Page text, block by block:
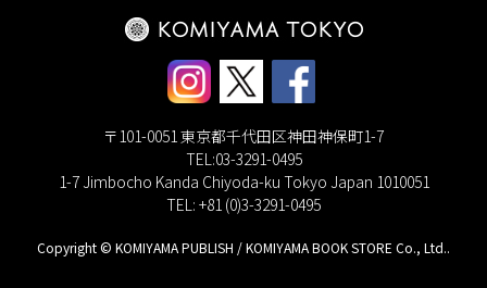
〒101-0051 東京都千代田区神田神保町1-7
TEL:03-3291-0495
1-7 Jimbocho Kanda Chiyoda-ku Tokyo Japan 1010051
TEL: +81 (0)3-3291-0495
Copyright © KOMIYAMA PUBLISH / KOMIYAMA BOOK STORE Co., Ltd..